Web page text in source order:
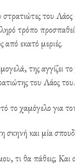
του Λάος
τρόπο προσπαθεί
από εκατό μεριές.
της αγγίζει
του Λάος
το χαμόγελο για
και μία
τι θα πάθεις; Και